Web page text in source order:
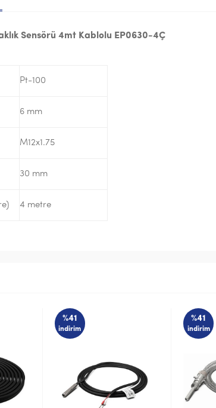
Sensörü 4mt Kablolu EP0630-4Ç
Pt-100
6 mm
M12x1.75
30 mm
4 metre